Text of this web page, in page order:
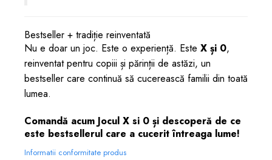
Bestseller + tradiție reinventată
Nu e doar un joc. Este o experiență. Este X și 0,
reinventat pentru copiii și părinții de astăzi, un
bestseller care continuă să cucerească familii din toată
lumea.
Comandă acum Jocul X si 0 și descoperă de ce
este bestsellerul care a cucerit întreaga lume!
Informatii conformitate produs